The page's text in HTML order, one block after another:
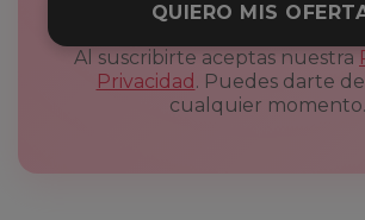
QUIERO MIS
Al suscribirte aceptas nuestra
Privacidad . Puedes darte
cualquier momento.